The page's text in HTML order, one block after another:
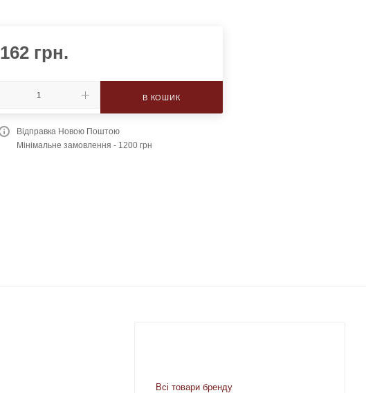
162 грн.
В КОШИК
Відправка Новою Поштою
Мінімальне замовлення - 1200 грн
Всі товари бренду